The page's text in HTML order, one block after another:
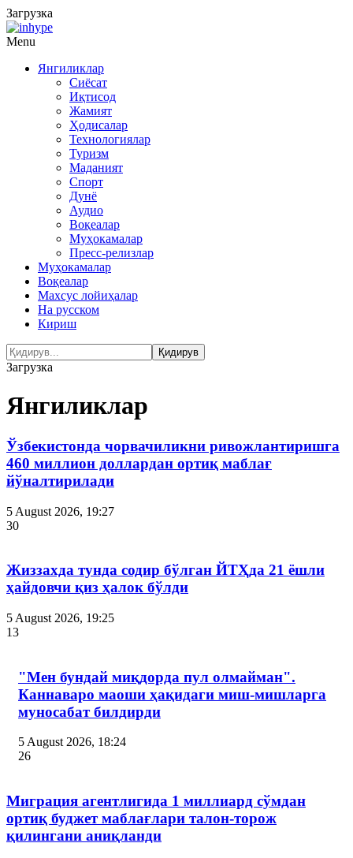
Загрузка
Menu
Янгиликлар
Сиёсат
Иқтисод
Жамият
Ҳодисалар
Технологиялар
Туризм
Маданият
Спорт
Дунё
Аудио
Воқеалар
Муҳокамалар
Пресс-релизлар
Муҳокамалар
Воқеалар
Махсус лойиҳалар
На русском
Кириш
Загрузка
Янгиликлар
Ўзбекистонда чорвачиликни ривожлантиришга
460 миллион доллардан ортиқ маблағ
йўналтирилади
5 August 2026, 19:27
30
Жиззахда тунда содир бўлган ЙТҲда 21 ёшли
ҳайдовчи қиз ҳалок бўлди
5 August 2026, 19:25
13
"Мен бундай миқдорда пул олмайман".
Каннаваро маоши ҳақидаги миш-мишларга
муносабат билдирди
5 August 2026, 18:24
26
Миграция агентлигида 1 миллиард сўмдан
ортиқ буджет маблағлари талон-торож
қилингани аниқланди